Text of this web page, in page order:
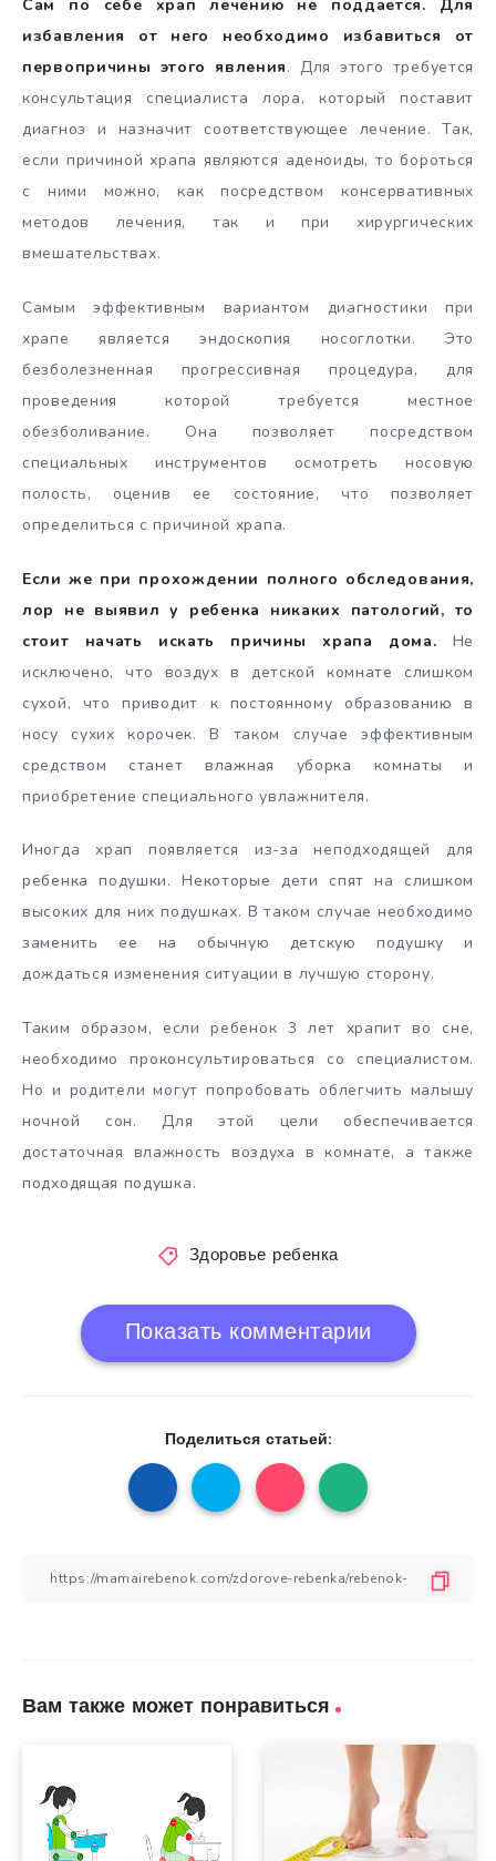
Сам по себе храп лечению не поддается. Для
избавления от него необходимо избавиться от
первопричины этого явления. Для этого требуется
консультация специалиста лора, который поставит
диагноз и назначит соответствующее лечение. Так,
если причиной храпа являются аденоиды, то бороться
с ними можно, как посредством консервативных
методов лечения, так и при хирургических
вмешательствах.
Самым эффективным вариантом диагностики при
храпе является эндоскопия носоглотки. Это
безболезненная прогрессивная процедура, для
проведения которой требуется местное
обезболивание. Она позволяет посредством
специальных инструментов осмотреть носовую
полость, оценив ее состояние, что позволяет
определиться с причиной храпа.
Если же при прохождении полного обследования,
лор не выявил у ребенка никаких патологий, то
стоит начать искать причины храпа дома. Не
исключено, что воздух в детской комнате слишком
сухой, что приводит к постоянному образованию в
носу сухих корочек. В таком случае эффективным
средством станет влажная уборка комнаты и
приобретение специального увлажнителя.
Иногда храп появляется из-за неподходящей для
ребенка подушки. Некоторые дети спят на слишком
высоких для них подушках. В таком случае необходимо
заменить ее на обычную детскую подушку и
дождаться изменения ситуации в лучшую сторону.
Таким образом, если ребенок 3 лет храпит во сне,
необходимо проконсультироваться со специалистом.
Но и родители могут попробовать облегчить малышу
ночной сон. Для этой цели обеспечивается
достаточная влажность воздуха в комнате, а также
подходящая подушка.
Здоровье ребенка
Показать комментарии
Поделиться статьей:
Вам также может понравиться